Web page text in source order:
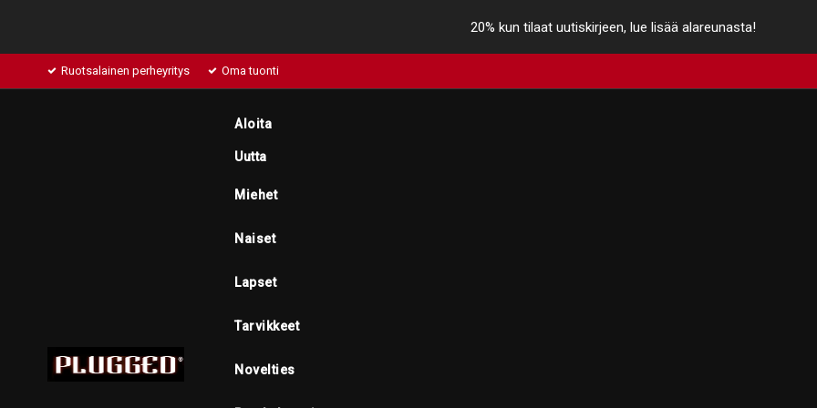
20% kun tilaat uutiskirjeen, lue lisää alareunasta!
Ruotsalainen perheyritys Oma tuonti
Aloita
Uutta
Miehet
Naiset
Lapset
Tarvikkeet
Novelties